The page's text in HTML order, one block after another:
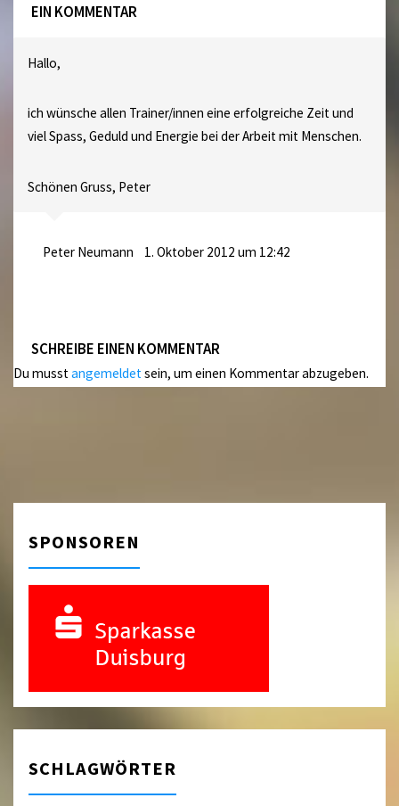
EIN KOMMENTAR
Hallo,
ich wünsche allen Trainer/innen eine erfolgreiche Zeit und
viel Spass, Geduld und Energie bei der Arbeit mit Menschen.
Schönen Gruss, Peter
Peter Neumann 1. Oktober 2012 um 12:42
SCHREIBE EINEN KOMMENTAR
Du musstangemeldetsein, um einen Kommentar abzugeben.
SPONSOREN
SCHLAGWÖRTER